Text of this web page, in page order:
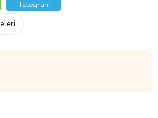
Telegram